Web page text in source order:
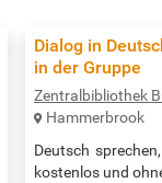
Dialog in
in der Gruppe
Zentralbibliothek
Hammerbrook
Deutsch
kostenlos und